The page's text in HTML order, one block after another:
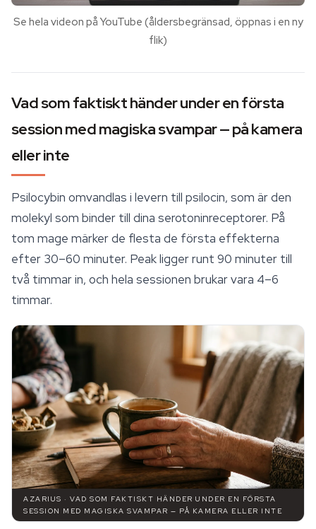
Se hela videon på YouTube (åldersbegränsad, öppnas i en ny
flik)
Vad som faktiskt händer under en första
session med magiska svampar — på kamera
eller inte
Psilocybin omvandlas i levern till psilocin, som är den
molekyl som binder till dina serotoninreceptorer. På
tom mage märker de flesta de första effekterna
efter 30–60 minuter. Peak ligger runt 90 minuter till
två timmar in, och hela sessionen brukar vara 4–6
timmar.
AZARIUS · VAD SOM FAKTISKT HÄNDER UNDER EN FÖRSTA
SESSION MED MAGISKA SVAMPAR — PÅ KAMERA ELLER INTE